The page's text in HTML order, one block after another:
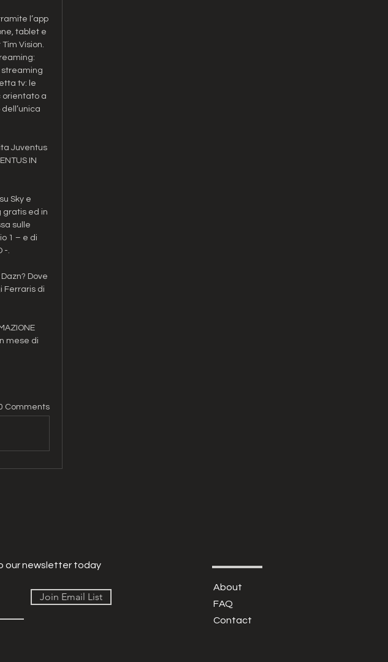
l’app
tablet e
Vision.
streaming
tv: le
orientato a
Juventus
IN
Sky e
gratis ed in
sulle
1 – e di
-.
Dove
Ferraris di
mese di
Comments
our newsletter today
Join Email List
About
FAQ
Contact